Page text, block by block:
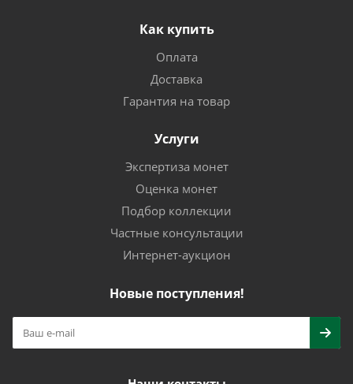
Как купить
Оплата
Доставка
Гарантия на товар
Услуги
Экспертиза монет
Оценка монет
Подбор коллекции
Частные консультации
Интернет-аукцион
Новые поступления!